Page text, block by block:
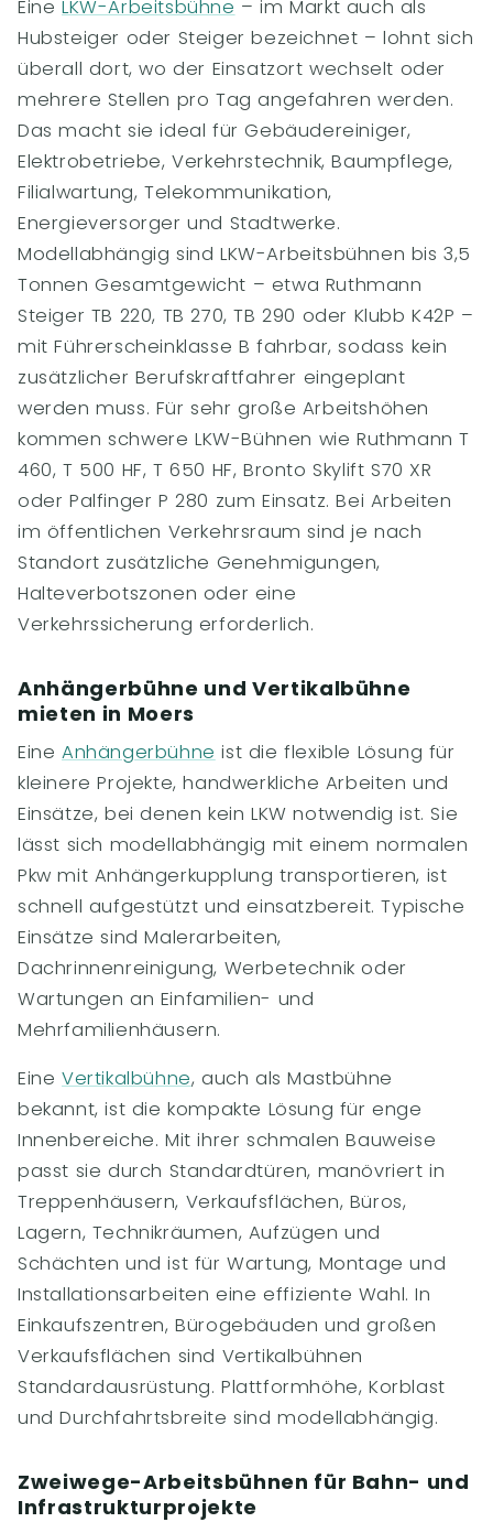
Eine LKW-Arbeitsbühne – im Markt auch als
Hubsteiger oder Steiger bezeichnet – lohnt sich
überall dort, wo der Einsatzort wechselt oder
mehrere Stellen pro Tag angefahren werden.
Das macht sie ideal für Gebäudereiniger,
Elektrobetriebe, Verkehrstechnik, Baumpflege,
Filialwartung, Telekommunikation,
Energieversorger und Stadtwerke.
Modellabhängig sind LKW-Arbeitsbühnen bis 3,5
Tonnen Gesamtgewicht – etwa Ruthmann
Steiger TB 220, TB 270, TB 290 oder Klubb K42P –
mit Führerscheinklasse B fahrbar, sodass kein
zusätzlicher Berufskraftfahrer eingeplant
werden muss. Für sehr große Arbeitshöhen
kommen schwere LKW-Bühnen wie Ruthmann T
460, T 500 HF, T 650 HF, Bronto Skylift S70 XR
oder Palfinger P 280 zum Einsatz. Bei Arbeiten
im öffentlichen Verkehrsraum sind je nach
Standort zusätzliche Genehmigungen,
Halteverbotszonen oder eine
Verkehrssicherung erforderlich.
Anhängerbühne und Vertikalbühne
mieten in Moers
Eine Anhängerbühne ist die flexible Lösung für
kleinere Projekte, handwerkliche Arbeiten und
Einsätze, bei denen kein LKW notwendig ist. Sie
lässt sich modellabhängig mit einem normalen
Pkw mit Anhängerkupplung transportieren, ist
schnell aufgestützt und einsatzbereit. Typische
Einsätze sind Malerarbeiten,
Dachrinnenreinigung, Werbetechnik oder
Wartungen an Einfamilien- und
Mehrfamilienhäusern.
Eine Vertikalbühne, auch als Mastbühne
bekannt, ist die kompakte Lösung für enge
Innenbereiche. Mit ihrer schmalen Bauweise
passt sie durch Standardtüren, manövriert in
Treppenhäusern, Verkaufsflächen, Büros,
Lagern, Technikräumen, Aufzügen und
Schächten und ist für Wartung, Montage und
Installationsarbeiten eine effiziente Wahl. In
Einkaufszentren, Bürogebäuden und großen
Verkaufsflächen sind Vertikalbühnen
Standardausrüstung. Plattformhöhe, Korblast
und Durchfahrtsbreite sind modellabhängig.
Zweiwege-Arbeitsbühnen für Bahn- und
Infrastrukturprojekte